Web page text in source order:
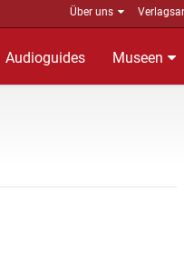
Über uns
Audioguides Museen